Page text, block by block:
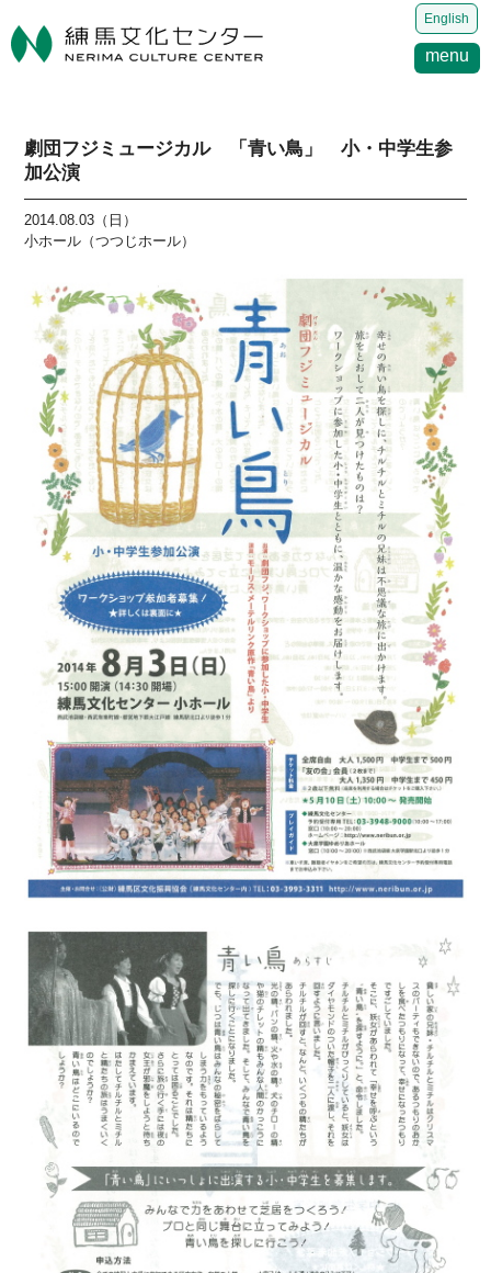
English
menu
劇団フジミュージカル 「青い鳥」 小・中学生参
加公演
2014.08.03（日）
小ホール（つつじホール）